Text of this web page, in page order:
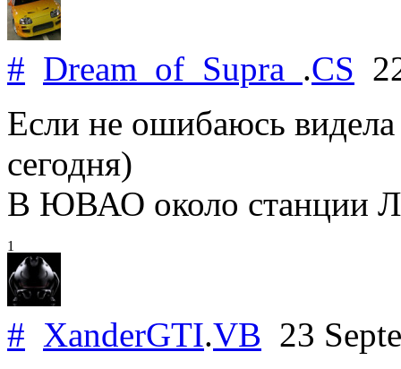
# Dream_of_Supra_ .CS
Если не ошибаюсь
сегодня)
В ЮВАО около станции
1
# XanderGTI.VB 23